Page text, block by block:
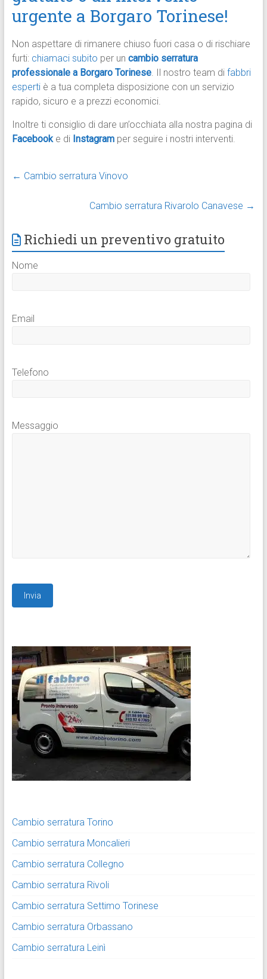
urgente a Borgaro Torinese!
Non aspettare di rimanere chiuso fuori casa o di rischiare
furti: chiamaci subito per un cambio serratura
professionale a Borgaro Torinese. Il nostro team di fabbri
espertiè a tua completa disposizione con un servizio
rapido, sicuro e a prezzi economici.
Inoltre ti consiglio di dare un’occhiata alla nostra pagina di
Facebook e di Instagram per seguire i nostri interventi.
← Cambio serratura Vinovo
Cambio serratura Rivarolo Canavese →
Richiedi un preventivo gratuito
Nome
Email
Telefono
Messaggio
Cambio serratura Torino
Cambio serratura Moncalieri
Cambio serratura Collegno
Cambio serratura Rivoli
Cambio serratura Settimo Torinese
Cambio serratura Orbassano
Cambio serratura Leinì